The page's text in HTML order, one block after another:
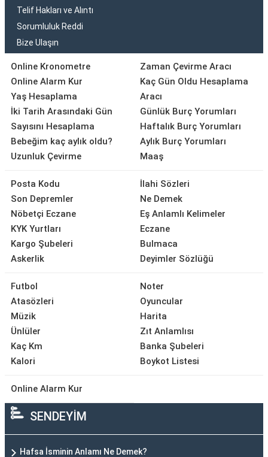
Telif Hakları ve Alıntı
Sorumluluk Reddi
Bize Ulaşın
Online Kronometre
Online Alarm Kur
Yaş Hesaplama
İki Tarih Arasındaki Gün
Sayısını Hesaplama
Bebeğim kaç aylık oldu?
Uzunluk Çevirme
Zaman Çevirme Aracı
Kaç Gün Oldu Hesaplama
Aracı
Günlük Burç Yorumları
Haftalık Burç Yorumları
Aylık Burç Yorumları
Maaş
Posta Kodu
Son Depremler
Nöbetçi Eczane
KYK Yurtları
Kargo Şubeleri
Askerlik
İlahi Sözleri
Ne Demek
Eş Anlamlı Kelimeler
Eczane
Bulmaca
Deyimler Sözlüğü
Futbol
Atasözleri
Müzik
Ünlüler
Kaç Km
Kalori
Noter
Oyuncular
Harita
Zıt Anlamlısı
Banka Şubeleri
Boykot Listesi
Online Alarm Kur
SENDEYİM
Hafsa İsminin Anlamı Ne Demek?